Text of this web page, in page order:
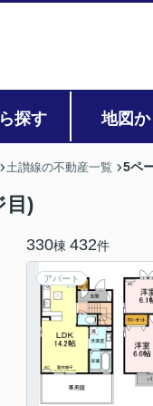
探す 地図
土讃線の不動産一覧 5ペ
目)
330棟 432件
アパート